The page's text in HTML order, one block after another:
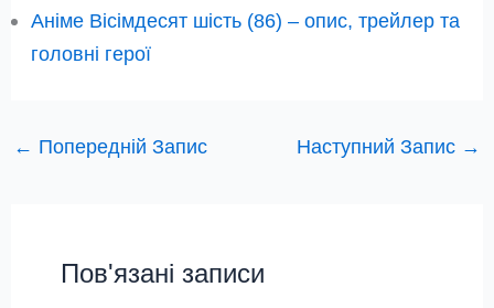
Аніме Вісімдесят шість (86) – опис, трейлер та
головні герої
← Попередній Запис Наступний Запис →
Пов'язані записи